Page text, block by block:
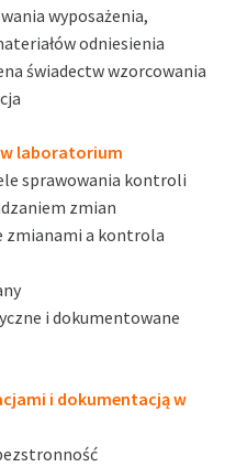
wyposażenia,
odniesienia
świadectw wzorcowania
laboratorium
sprawowania kontroli
zmian
zmianami a kontrola
i dokumentowane
i dokumentacją w